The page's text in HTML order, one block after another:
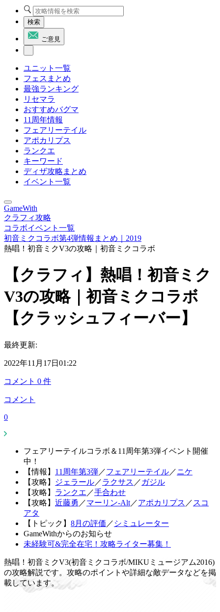
検索
ご意見
ユニット一覧
フェスまとめ
最強ランキング
リセマラ
おすすめバグマ
11周年情報
フェアリーテイル
アポカリプス
ランクエ
キーワード
ディザ攻略まとめ
イベント一覧
GameWith
クラフィ攻略
コラボイベント一覧
初音ミクコラボ第4弾情報まとめ｜2019
熱唱！初音ミクV3の攻略｜初音ミクコラボ
【クラフィ】熱唱！初音ミク
V3の攻略｜初音ミクコラボ
【クラッシュフィーバー】
最終更新:
2022年11月17日01:22
コメント 0 件
コメント
0
フェアリーテイルコラボ＆11周年第3弾イベント開催
中！
【情報】 11周年第3弾／フェアリーテイル／ニケ
【攻略】
ジェラール／ラクサス ／ ガジル
【攻略】 ランクエ ／手合わせ
【攻略】 近藤勇 ／マーリン-Alt／アポカリプス ／ スコ
アタ
【トピック】 8月の評価 ／ シミュレーター
GameWithからのお知らせ
未経験可&完全在宅！攻略ライター募集！
熱唱！初音ミクV3(初音ミクコラボ/MIKUミュージアム2016)
の攻略解説です。攻略のポイントや詳細な敵データなどを掲
載しています。